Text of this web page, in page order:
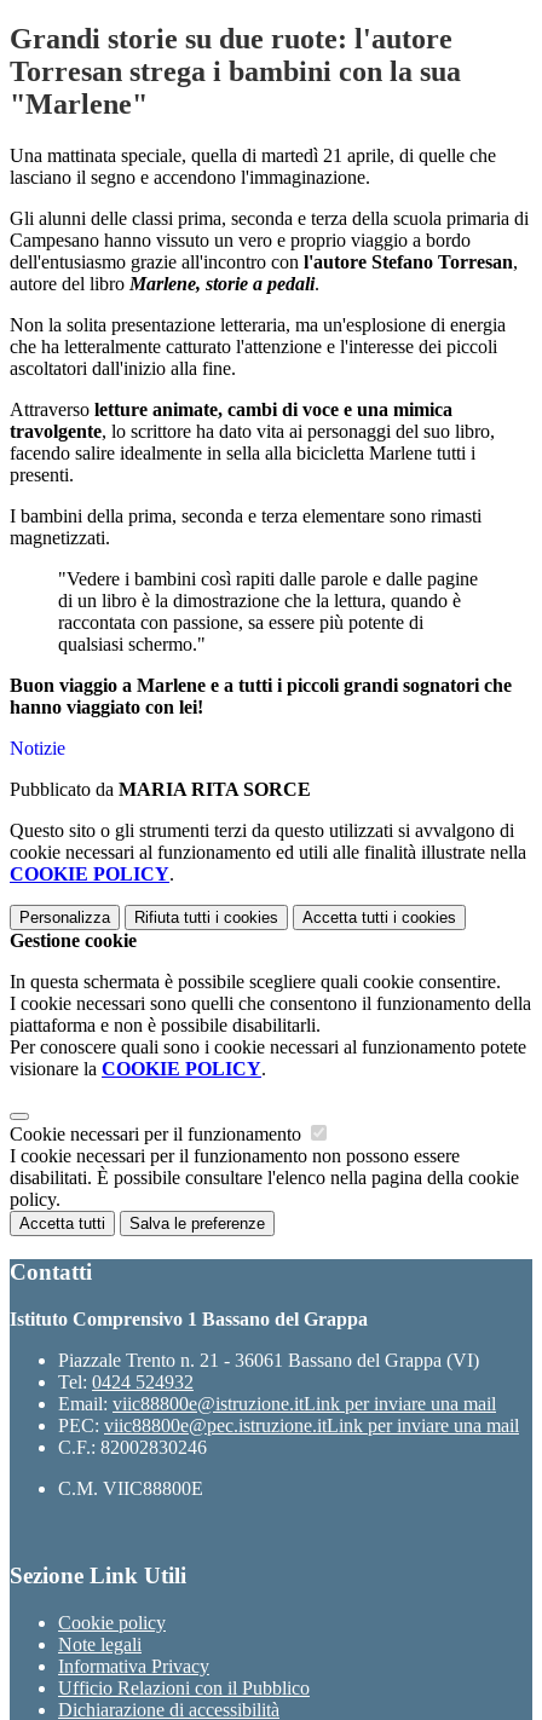
Grandi storie su due ruote: l'autore
Torresan strega i bambini con la sua
"Marlene"
Una mattinata speciale, quella di martedì 21 aprile, di quelle che
lasciano il segno e accendono l'immaginazione.
Gli alunni delle classi prima, seconda e terza della scuola primaria di
Campesano hanno vissuto un vero e proprio viaggio a bordo
dell'entusiasmo grazie all'incontro con l'autore Stefano Torresan,
autore del libro Marlene, storie a pedali.
Non la solita presentazione letteraria, ma un'esplosione di energia
che ha letteralmente catturato l'attenzione e l'interesse dei piccoli
ascoltatori dall'inizio alla fine.
Attraverso letture animate, cambi di voce e una mimica
travolgente, lo scrittore ha dato vita ai personaggi del suo libro,
facendo salire idealmente in sella alla bicicletta Marlene tutti i
presenti.
I bambini della prima, seconda e terza elementare sono rimasti
magnetizzati.
"Vedere i bambini così rapiti dalle parole e dalle pagine
di un libro è la dimostrazione che la lettura, quando è
raccontata con passione, sa essere più potente di
qualsiasi schermo."
Buon viaggio a Marlene e a tutti i piccoli grandi sognatori che
hanno viaggiato con lei!
Notizie
Pubblicato da MARIA RITA SORCE
Questo sito o gli strumenti terzi da questo utilizzati si avvalgono di
cookie necessari al funzionamento ed utili alle finalità illustrate nella
COOKIE POLICY.
Personalizza Rifiuta tutti i cookies Accetta tutti i cookies
Gestione cookie
In questa schermata è possibile scegliere quali cookie consentire.
I cookie necessari sono quelli che consentono il funzionamento della
piattaforma e non è possibile disabilitarli.
Per conoscere quali sono i cookie necessari al funzionamento potete
visionare la COOKIE POLICY.
Cookie necessari per il funzionamento
I cookie necessari per il funzionamento non possono essere
disabilitati. È possibile consultare l'elenco nella pagina della cookie
policy.
Accetta tutti Salva le preferenze
Contatti
Istituto Comprensivo 1 Bassano del Grappa
Piazzale Trento n. 21 - 36061 Bassano del Grappa (VI)
Tel: 0424 524932
Email: viic88800e@istruzione.itLink per inviare una mail
PEC: viic88800e@pec.istruzione.itLink per inviare una mail
C.F.: 82002830246
C.M. VIIC88800E
Sezione Link Utili
Cookie policy
Note legali
Informativa Privacy
Ufficio Relazioni con il Pubblico
Dichiarazione di accessibilità